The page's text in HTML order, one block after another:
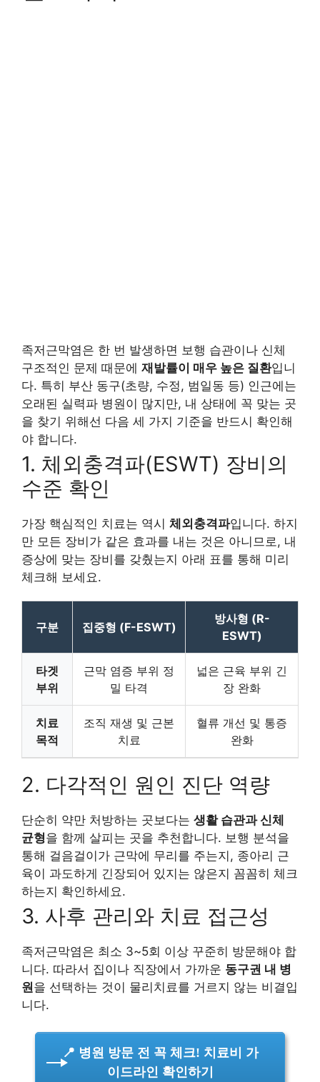
족저근막염은 한 번 발생하면 보행 습관이나 신체
구조적인 문제 때문에 재발률이 매우 높은 질환입니
다. 특히 부산 동구(초량, 수정, 범일동 등) 인근에는
오래된 실력파 병원이 많지만, 내 상태에 꼭 맞는 곳
을 찾기 위해선 다음 세 가지 기준을 반드시 확인해
야 합니다.
1. 체외충격파(ESWT) 장비의
수준 확인
가장 핵심적인 치료는 역시 체외충격파입니다. 하지
만 모든 장비가 같은 효과를 내는 것은 아니므로, 내
증상에 맞는 장비를 갖췄는지 아래 표를 통해 미리
체크해 보세요.
구분 집중형 (F-ESWT)
방사형 (R-
ESWT)
타겟
부위
근막 염증 부위 정
밀 타격
넓은 근육 부위 긴
장 완화
치료
목적
조직 재생 및 근본
치료
혈류 개선 및 통증
완화
2. 다각적인 원인 진단 역량
단순히 약만 처방하는 곳보다는 생활 습관과 신체
균형을 함께 살피는 곳을 추천합니다. 보행 분석을
통해 걸음걸이가 근막에 무리를 주는지, 종아리 근
육이 과도하게 긴장되어 있지는 않은지 꼼꼼히 체크
하는지 확인하세요.
3. 사후 관리와 치료 접근성
족저근막염은 최소 3~5회 이상 꾸준히 방문해야 합
니다. 따라서 집이나 직장에서 가까운 동구권 내 병
원을 선택하는 것이 물리치료를 거르지 않는 비결입
니다.
📍 병원 방문 전 꼭 체크! 치료비 가
이드라인 확인하기